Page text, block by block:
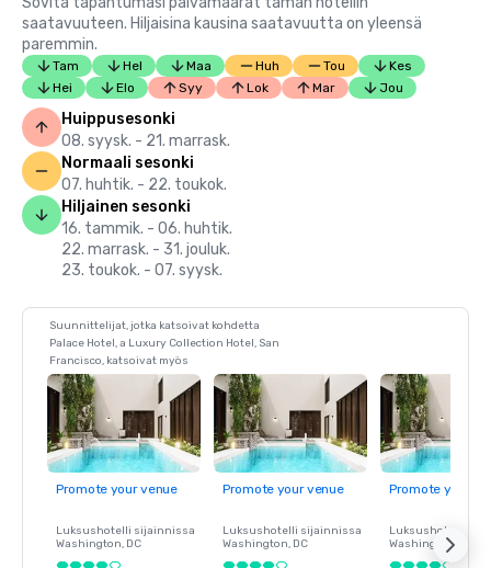
saatavuuteen. Hiljaisina kausina saatavuutta on yleensä
paremmin.
Tam Hel Maa Huh Tou
Kes
Hei
Elo Syy Lok Mar Jou
Huippusesonki
08. syysk. - 21. marrask.
Normaali sesonki
07. huhtik. - 22. toukok.
Hiljainen sesonki
16. tammik. - 06. huhtik.
22. marrask. - 31. jouluk.
23. toukok. - 07. syysk.
Suunnittelijat, jotka katsoivat kohdetta
Palace Hotel, a Luxury Collection Hotel, San
Francisco, katsoivat myös
Promote your venue
Luksushotelli sijainnissa
Washington, DC
Promote your venue
Luksushotelli sijainnissa
Washington, DC
Promote your
Luksushotelli
Washington